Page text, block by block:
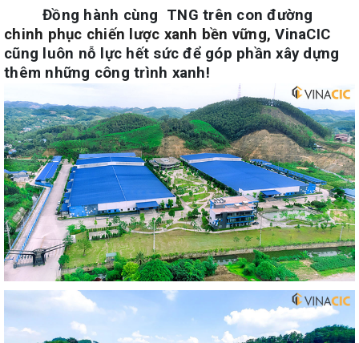
Đồng hành cùng TNG trên con đường
chinh phục chiến lược xanh bền vững, VinaCIC
cũng luôn nỗ lực hết sức để góp phần xây dựng
thêm những công trình xanh!